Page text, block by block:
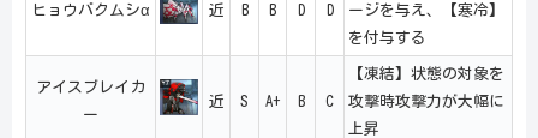
ヒョウバクムシα 近 B B D D
ージを与え、【寒冷】
を付与する
アイスブレイカ
ー
近 S A+ B C
【凍結】状態の対象を
攻撃時攻撃力が大幅に
上昇